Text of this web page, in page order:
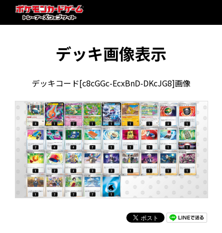
デッキ画像表示
デッキコード[c8cGGc-EcxBnD-DKcJG8]画像